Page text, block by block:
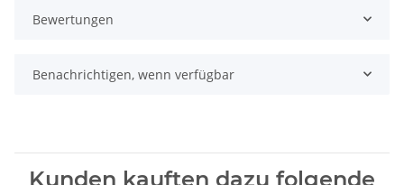
Bewertungen
Benachrichtigen, wenn verfügbar
Kunden kauften dazu folgende